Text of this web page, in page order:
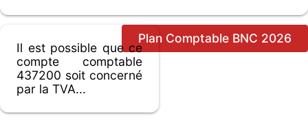
Plan Comptable BNC 2026
Il est possible que ce
compte comptable
437200 soit concerné
par la TVA...